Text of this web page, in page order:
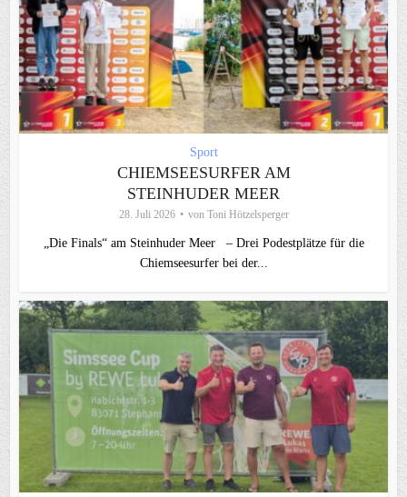
Sport
CHIEMSEESURFER AM
STEINHUDER MEER
28. Juli 2026 von Toni Hötzelsperger
„Die Finals“ am Steinhuder Meer – Drei Podestplätze für die
Chiemseesurfer bei der...